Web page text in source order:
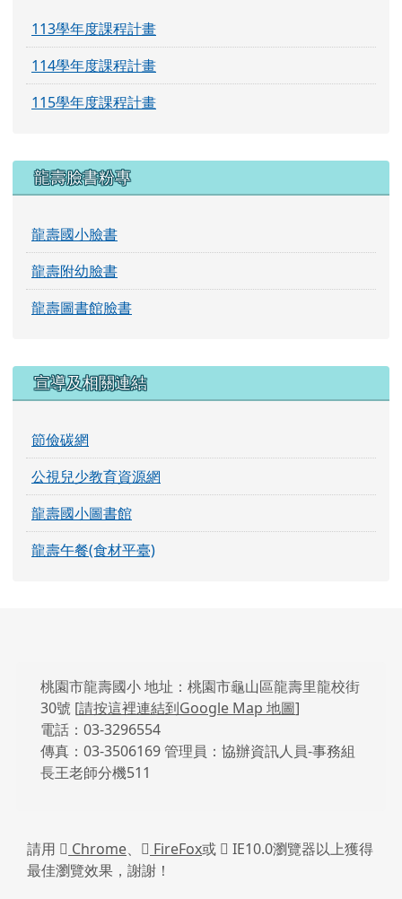
113學年度課程計畫
114學年度課程計畫
115學年度課程計畫
龍壽臉書粉專
龍壽國小臉書
龍壽附幼臉書
龍壽圖書館臉書
宣導及相關連結
節儉碳網
公視兒少教育資源網
龍壽國小圖書館
龍壽午餐(食材平臺)
頁尾區域內容
桃園市龍壽國小 地址：桃園市龜山區龍壽里龍校街
30號 [請按這裡連結到Google Map 地圖]
電話：03-3296554
傳真：03-3506169 管理員：協辦資訊人員-事務組
長王老師分機511
請用 Chrome、 FireFox或
IE10.0瀏覽器以上獲得
最佳瀏覽效果，謝謝！